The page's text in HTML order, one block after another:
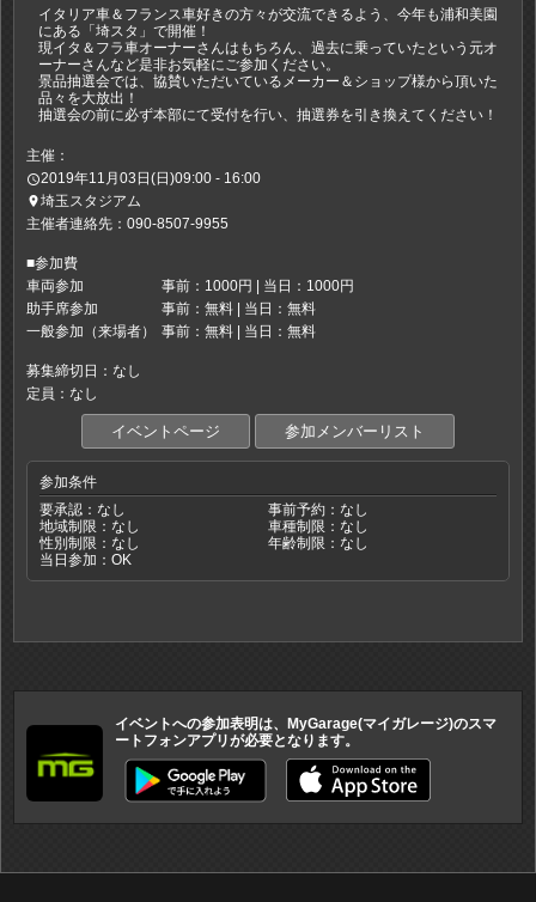
イタリア車＆フランス車好きの方々が交流できるよう、今年も浦和美園
にある「埼スタ」で開催！
現イタ＆フラ車オーナーさんはもちろん、過去に乗っていたという元オ
ーナーさんなど是非お気軽にご参加ください。
景品抽選会では、協賛いただいているメーカー＆ショップ様から頂いた
品々を大放出！
抽選会の前に必ず本部にて受付を行い、抽選券を引き換えてください！
主催：
access_time2019年11月03日(日)09:00 - 16:00
place埼玉スタジアム
主催者連絡先：090-8507-9955
■参加費
車両参加
事前：1000円 | 当日：1000円
助手席参加
事前：無料 | 当日：無料
一般参加（来場者）
事前：無料 | 当日：無料
募集締切日：なし
定員：なし
イベントページ 参加メンバーリスト
参加条件
要承認：なし
事前予約：なし
地域制限：なし
車種制限：なし
性別制限：なし
年齢制限：なし
当日参加：OK
イベントへの参加表明は、MyGarage(マイガレージ)のスマ
ートフォンアプリが必要となります。